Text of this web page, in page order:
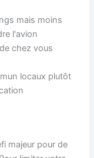
mais moins
l'avion
chez vous
locaux plutôt
majeur pour de